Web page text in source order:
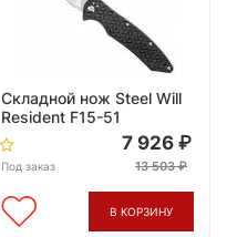
Складной нож Steel Will
Resident F15-51
Под заказ
7 926
13 503
В КОРЗИНУ